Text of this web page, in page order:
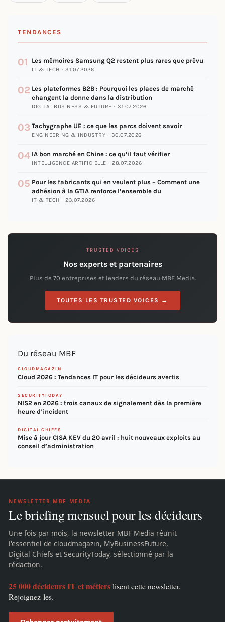
TENDANCES
01 Les mémoires Samsung Q2 restent plus rares que prévu
IT & TECH · 31.07.2026
02 Les plateformes B2B : Pourquoi les places de marché
changent la donne dans la distribution
DIGITAL BUSINESS & FUTURE · 31.07.2026
03 Tachygraphe UE : ce que les parcs doivent savoir
ENGINEERING & INDUSTRY · 30.07.2026
04 IA bon marché en Chine : ce qu’il faut vérifier
INTELLIGENCE ARTIFICIELLE · 28.07.2026
05 Pour les fabricants qui en veulent plus – Comment une
adhésion à la GTIA renforce l’ensemble du
IT & TECH · 23.07.2026
TRUSTED VOICES
Nos experts et partenaires
Plus de 70 entreprises et leaders du réseau MBF Media.
TOUTES LES TRUSTED VOICES →
Du réseau MBF
CLOUDMAGAZIN
Cloud 2026 : Tendances IT pour les décideurs avertis
SECURITYTODAY
NIS2 en 2026 : trois canaux de signalement dès la première
heure d’incident
DIGITAL CHIEFS
Mise à jour CISA KEV du 20 avril : huit nouveaux exploits au
conseil d’administration
NEWSLETTER MBF MEDIA
Le briefing mensuel pour les décideurs
Une fois par mois, la newsletter MBF Media réunit
l'essentiel de cloudmagazin, MyBusinessFuture,
Digital Chiefs et SecurityToday, sélectionné par la
rédaction.
25 000 décideurs IT et métierslisent cette newsletter.
Rejoignez-les.